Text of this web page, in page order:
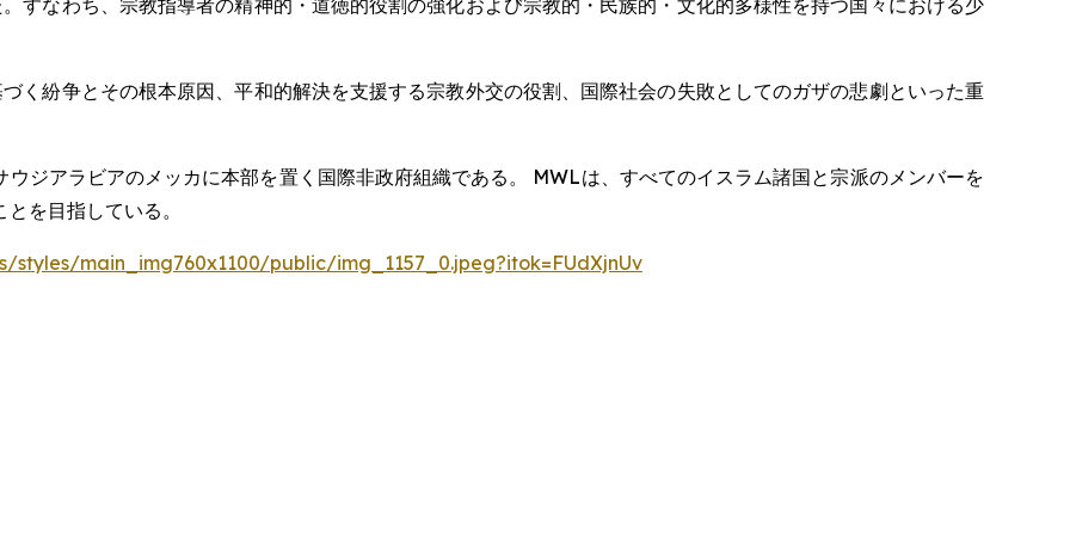
すなわち、宗教指導者の精神的・道徳的役割の強化および宗教的・民族的・文化的多様性を持つ国々における少
く紛争とその根本原因、平和的解決を支援する宗教外交の役割、国際社会の失敗としてのガザの悲劇といった重
ジアラビアのメッカに本部を置く国際非政府組織である。 MWLは、すべてのイスラム諸国と宗派のメンバーを
を目指している。
main_img760x1100/public/img_1157_0.jpeg?itok=FUdXjnUv